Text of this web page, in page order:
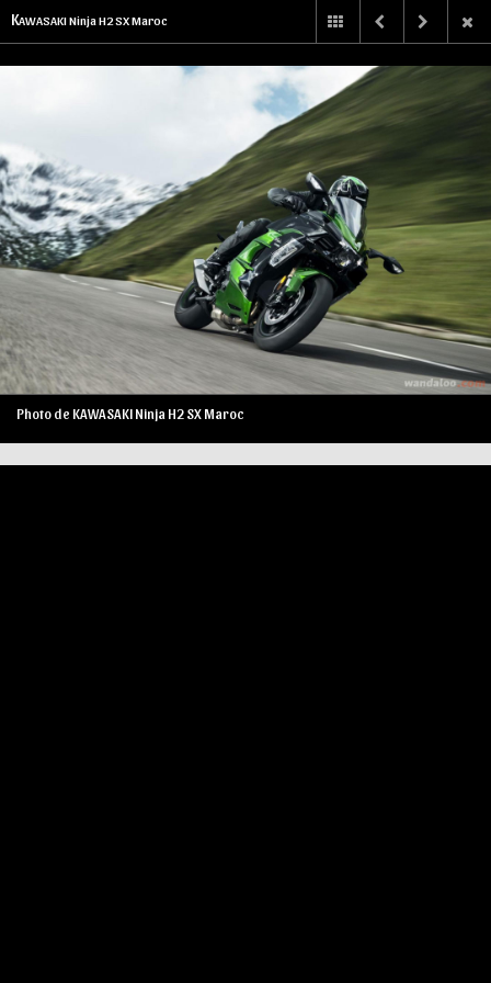
KAWASAKI Ninja H2 SX Maroc
Photo de KAWASAKI Ninja H2 SX Maroc